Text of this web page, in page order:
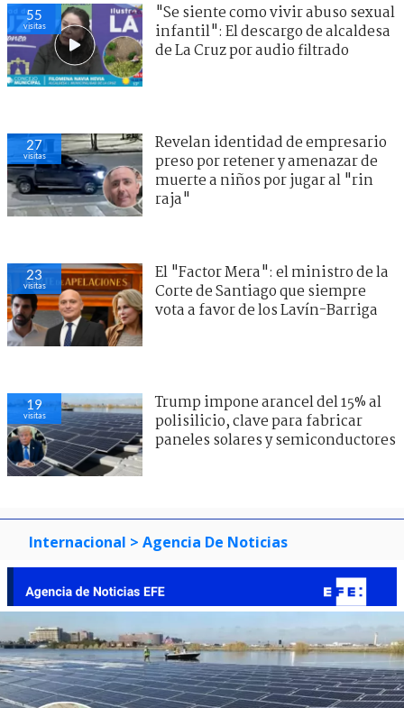
55
visitas
"Se siente como vivir abuso sexual
infantil": El descargo de alcaldesa
de La Cruz por audio filtrado
27
visitas
Revelan identidad de empresario
preso por retener y amenazar de
muerte a niños por jugar al "rin
raja"
23
visitas
El "Factor Mera": el ministro de la
Corte de Santiago que siempre
vota a favor de los Lavín-Barriga
19
visitas
Trump impone arancel del 15% al
polisilicio, clave para fabricar
paneles solares y semiconductores
Internacional > Agencia De Noticias